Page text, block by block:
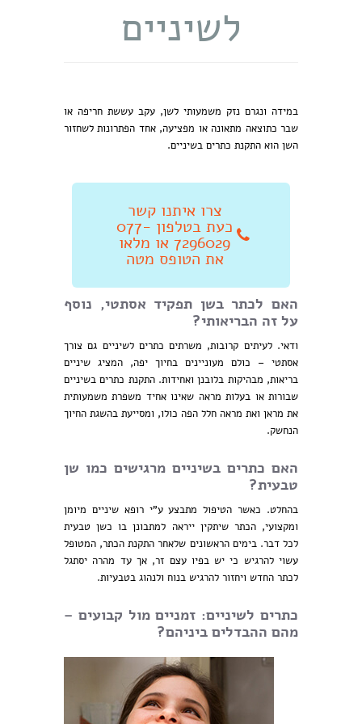
לשיניים
במידה ונגרם נזק משמעותי לשן, עקב עששת חריפה או
שבר כתוצאה מתאונה או מפציעה, אחד הפתרונות לשחזור
השן הוא התקנת כתרים בשיניים.
צרו איתנו קשר
כעת בטלפון 077-
7296029 או מלאו
את הטופס מטה
האם לכתר בשן תפקיד אסתטי, נוסף
על זה הבריאותי?
ודאי. לעיתים קרובות, משרתים כתרים לשיניים גם צורך
אסתטי – כולם מעוניינים בחיוך יפה, המציג שיניים
בריאות, מבהיקות בלובנן ואחידות. התקנת כתרים בשיניים
שבורות או בעלות מראה שאינו אחיד משפרת משמעותית
את מראן ואת מראה חלל הפה כולו, ומסייעת בהשגת החיוך
הנחשק.
האם כתרים בשיניים מרגישים כמו שן
טבעית?
בהחלט. כאשר הטיפול מתבצע ע"י רופא שיניים מיומן
ומקצועי, הכתר שיתקין ייראה למתבונן בו כשן טבעית
לכל דבר. בימים הראשונים שלאחר התקנת הכתר, המטופל
עשוי להרגיש כי יש בפיו עצם זר, אך עד מהרה יסתגל
לכתר החדש ויחזור להרגיש בנוח ולנהוג בטבעיות.
כתרים לשיניים: זמניים מול קבועים –
מהם ההבדלים ביניהם?